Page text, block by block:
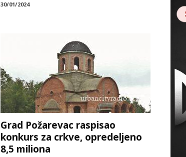
30/01/2024
Grad Požarevac raspisao
konkurs za crkve, opredeljeno
8,5 miliona